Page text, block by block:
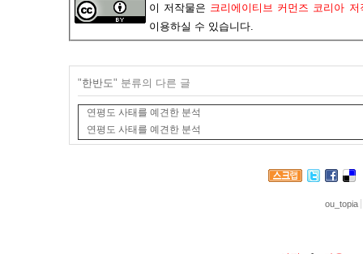
이 저작물은 크리에이티브 커먼즈 코리아
이용하실 수 있습니다.
"한반도" 분류의 다른 글
연평도 사태를 예견한 분석
연평도 사태를 예견한 분석
ou_topia